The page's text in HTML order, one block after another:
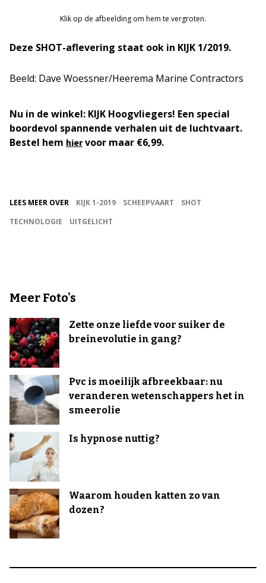
Klik op de afbeelding om hem te vergroten.
Deze SHOT-aflevering staat ook in KIJK 1/2019.
Beeld: Dave Woessner/Heerema Marine Contractors
Nu in de winkel: KIJK Hoogvliegers! Een special
boordevol spannende verhalen uit de luchtvaart.
Bestel hem hiervoor maar €6,99.
LEES MEER OVER KIJK 1-2019 SCHEEPVAART
SHOT
TECHNOLOGIE
UITGELICHT
Meer Foto's
Zette onze liefde voor suiker de
breinevolutie in gang?
Pvc is moeilijk afbreekbaar: nu
veranderen wetenschappers het in
smeerolie
Is hypnose nuttig?
Waarom houden katten zo van
dozen?